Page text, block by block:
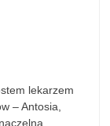
lekarzem
– Antosia,